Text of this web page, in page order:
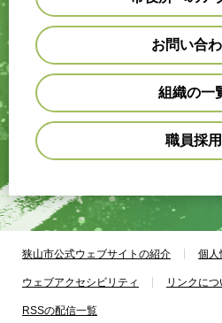
お問い合
組織の一
職員採用
狭山市公式ウェブサイトの紹介 個人
ウェブアクセシビリティ リンクにつ
RSSの配信一覧